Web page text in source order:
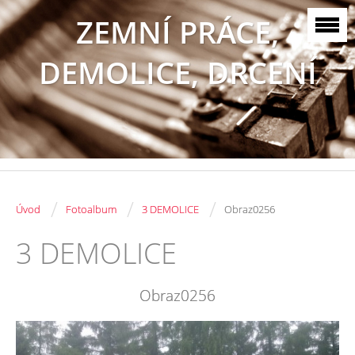
ZEMNÍ PRÁCE,
DEMOLICE, DRCENÍ
Úvod / Fotoalbum / 3 DEMOLICE / Obraz0256
3 DEMOLICE
Obraz0256